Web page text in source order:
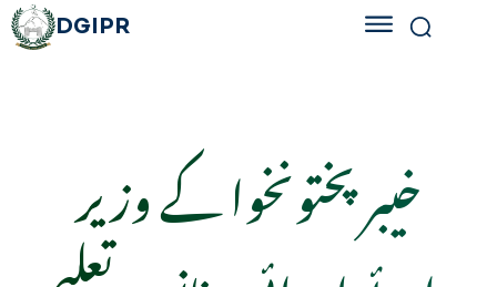
DGIPR
خیبر پختونخوا کے وزیر